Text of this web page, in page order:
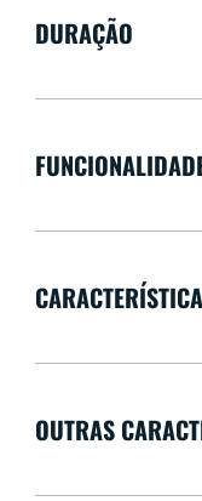
DURAÇÃO
OUTRAS